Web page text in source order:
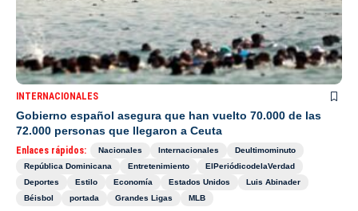
INTERNACIONALES
Gobierno español asegura que han vuelto 70.000 de las
72.000 personas que llegaron a Ceuta
Enlaces rápidos: Nacionales Internacionales
Deultimominuto
República Dominicana
Entretenimiento
ElPeriódicodelaVerdad
Deportes
Estilo Economía Estados Unidos
Luis Abinader
Béisbol
portada Grandes Ligas MLB